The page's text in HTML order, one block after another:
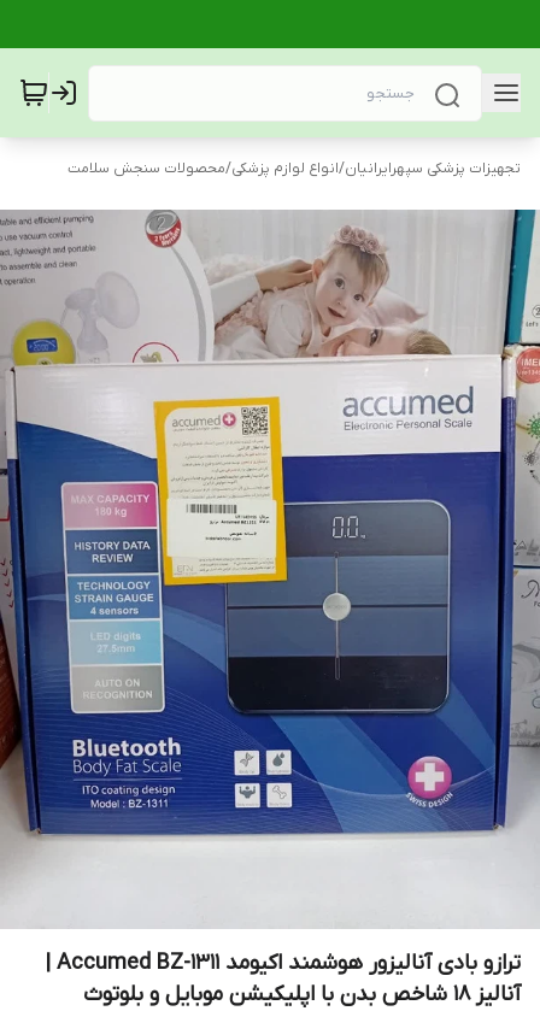
تجهیزات پزشکی سپهرایرانیان/انواع لوازم پزشکی/محصولات سنجش سلامت
آنالیز ۱۸ شاخص بدن با اپلیکیشن موبایل و بلوتوث